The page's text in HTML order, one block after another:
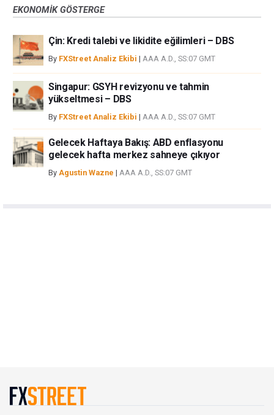
EKONOMIK GÖSTERGE
Çin: Kredi talebi ve likidite eğilimleri – DBS
By FXStreet Analiz Ekibi | AAA A.D., SS:07 GMT
Singapur: GSYH revizyonu ve tahmin
yükseltmesi – DBS
By FXStreet Analiz Ekibi | AAA A.D., SS:07 GMT
Gelecek Haftaya Bakış: ABD enflasyonu
gelecek hafta merkez sahneye çıkıyor
By Agustin Wazne | AAA A.D., SS:07 GMT